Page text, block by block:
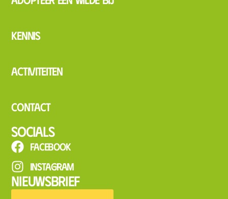
Kennis
Activiteiten
Contact
Socials
Facebook
Instagram
Nieuwsbrief